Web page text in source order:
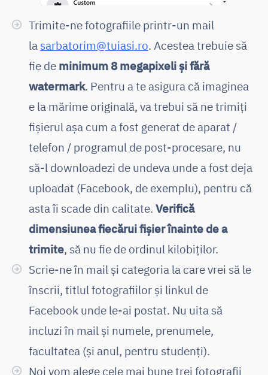
Trimite-ne fotografiile printr-un mail
la sarbatorim@tuiasi.ro. Acestea trebuie să
fie de minimum 8 megapixeli și fără
watermark. Pentru a te asigura că imaginea
e la mărime originală, va trebui să ne trimiți
fișierul așa cum a fost generat de aparat /
telefon / programul de post-procesare, nu
să-l downloadezi de undeva unde a fost deja
uploadat (Facebook, de exemplu), pentru că
asta îi scade din calitate. Verifică
dimensiunea fiecărui fișier înainte de a
trimite, să nu fie de ordinul kilobiților.
Scrie-ne în mail și categoria la care vrei să le
înscrii, titlul fotografiilor și linkul de
Facebook unde le-ai postat. Nu uita să
incluzi în mail și numele, prenumele,
facultatea (și anul, pentru studenți).
Noi vom alege cele mai bune trei fotografii